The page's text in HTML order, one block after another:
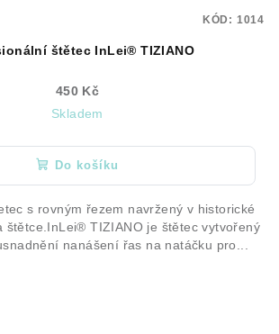
štětec InLei® TIZIANO
450 Kč
Skladem
Do košíku
s rovným řezem navržený v historické
štětce.InLei® TIZIANO je štětec vytvořený
nanášení řas na natáčku pro...
KÓD: 1014